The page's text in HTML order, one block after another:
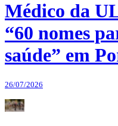
Médico da
“60 nomes
saúde” em
26/07/2026